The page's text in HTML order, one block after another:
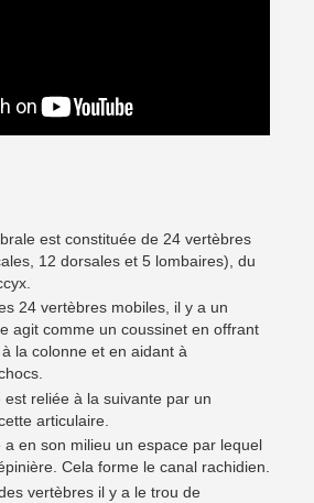
est constituée de 24 vertèbres
12 dorsales et 5 lombaires), du
24 vertèbres mobiles, il y a un
agit comme un coussinet en offrant
la colonne et en aidant à
reliée à la suivante par un
articulaire.
en son milieu un espace par lequel
Cela forme le canal rachidien.
vertèbres il y a le trou de